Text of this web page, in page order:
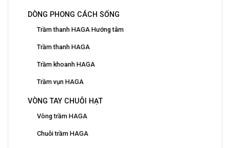
DÒNG PHONG CÁCH SỐNG
Trầm thanh HAGA Hướng tâm
Trầm thanh HAGA
Trầm khoanh HAGA
Trầm vụn HAGA
VÒNG TAY CHUỖI HẠT
Vòng trầm HAGA
Chuỗi trầm HAGA